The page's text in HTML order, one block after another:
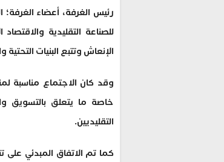
رئيس الغرفة، أعضاء
للصناعة التقليدية
الإنعاش وتتبع البنيات التحتية
وقد كان الاجتماع مناسبة
خاصة ما يتعلق بالتسويق
التقليديين.
كما تم الاتفاق المبدئي على